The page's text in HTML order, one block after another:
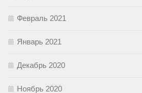
Февраль 2021
Январь 2021
Декабрь 2020
Ноябрь 2020